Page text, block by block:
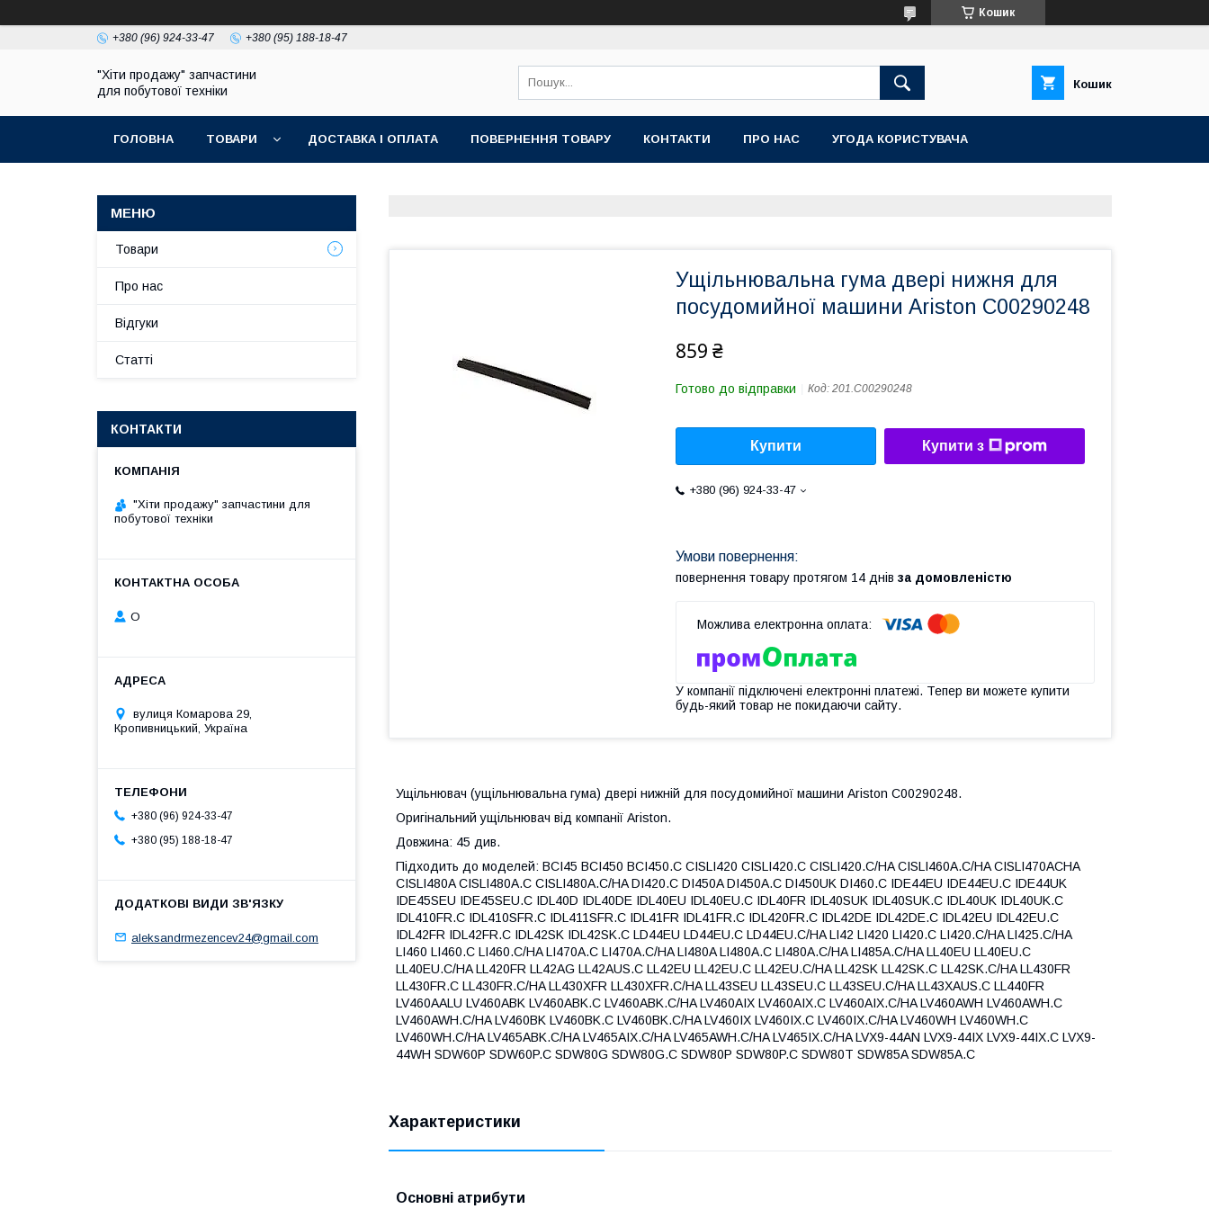
Кошик
+380 (96) 924-33-47 +380 (95) 188-18-47
"Хіти продажу" запчастини
для побутової техніки
Кошик
ГОЛОВНА ТОВАРИ ДОСТАВКА І ОПЛАТА ПОВЕРНЕННЯ ТОВАРУ КОНТАКТИ ПРО НАС УГОДА КОРИСТУВАЧА
Ущільнювальна гума двері нижня для
посудомийної машини Ariston C00290248
859 ₴
Готово до відправки Код: 201.C00290248
Купити Купити з
+380 (96) 924-33-47
повернення товару протягом 14 днів за домовленістю
У компанії підключені електронні платежі. Тепер ви можете купити
будь-який товар не покидаючи сайту.
Ущільнювач (ущільнювальна гума) двері нижній для посудомийної машини Ariston C00290248.
Оригінальний ущільнювач від компанії Ariston.
Довжина: 45 див.
Підходить до моделей: BCI45 BCI450 BCI450.C CISLI420 CISLI420.C CISLI420.C/HA CISLI460A.C/HA CISLI470ACHA
CISLI480A CISLI480A.C CISLI480A.C/HA DI420.C DI450A DI450A.C DI450UK DI460.C IDE44EU IDE44EU.C IDE44UK
IDE45SEU IDE45SEU.C IDL40D IDL40DE IDL40EU IDL40EU.C IDL40FR IDL40SUK IDL40SUK.C IDL40UK IDL40UK.C
IDL410FR.C IDL410SFR.C IDL411SFR.C IDL41FR IDL41FR.C IDL420FR.C IDL42DE IDL42DE.C IDL42EU IDL42EU.C
IDL42FR IDL42FR.C IDL42SK IDL42SK.C LD44EU LD44EU.C LD44EU.C/HA LI42 LI420 LI420.C LI420.C/HA LI425.C/HA
LI460 LI460.C LI460.C/HA LI470A.C LI470A.C/HA LI480A LI480A.C LI480A.C/HA LI485A.C/HA LL40EU LL40EU.C
LL40EU.C/HA LL420FR LL42AG LL42AUS.C LL42EU LL42EU.C LL42EU.C/HA LL42SK LL42SK.C LL42SK.C/HA LL430FR
LL430FR.C LL430FR.C/HA LL430XFR LL430XFR.C/HA LL43SEU LL43SEU.C LL43SEU.C/HA LL43XAUS.C LL440FR
LV460AALU LV460ABK LV460ABK.C LV460ABK.C/HA LV460AIX LV460AIX.C LV460AIX.C/HA LV460AWH LV460AWH.C
LV460AWH.C/HA LV460BK LV460BK.C LV460BK.C/HA LV460IX LV460IX.C LV460IX.C/HA LV460WH LV460WH.C
LV460WH.C/HA LV465ABK.C/HA LV465AIX.C/HA LV465AWH.C/HA LV465IX.C/HA LVX9-44AN LVX9-44IX LVX9-44IX.C LVX9-
44WH SDW60P SDW60P.C SDW80G SDW80G.C SDW80P SDW80P.C SDW80T SDW85A SDW85A.C
Характеристики
Основні атрибути
Товари
Про нас
Відгуки
Статті
КОНТАКТИ
"Хіти продажу" запчастини для
побутової техніки
О
вулиця Комарова 29,
Кропивницький, Україна
+380 (96) 924-33-47
+380 (95) 188-18-47
aleksandrmezencev24@gmail.com